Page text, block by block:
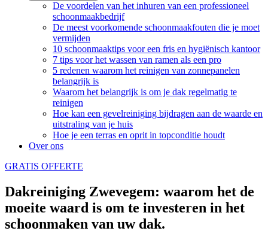
De voordelen van het inhuren van een professioneel
schoonmaakbedrijf
De meest voorkomende schoonmaakfouten die je moet
vermijden
10 schoonmaaktips voor een fris en hygiënisch kantoor
7 tips voor het wassen van ramen als een pro
5 redenen waarom het reinigen van zonnepanelen
belangrijk is
Waarom het belangrijk is om je dak regelmatig te
reinigen
Hoe kan een gevelreiniging bijdragen aan de waarde en
uitstraling van je huis
Hoe je een terras en oprit in topconditie houdt
Over ons
GRATIS OFFERTE
Dakreiniging Zwevegem: waarom het de
moeite waard is om te investeren in het
schoonmaken van uw dak.